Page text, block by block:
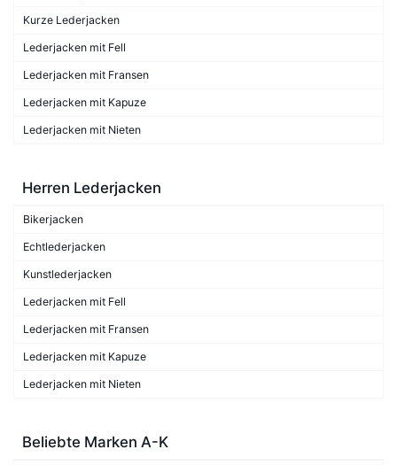
Kurze Lederjacken
Lederjacken mit Fell
Lederjacken mit Fransen
Lederjacken mit Kapuze
Lederjacken mit Nieten
Herren Lederjacken
Bikerjacken
Echtlederjacken
Kunstlederjacken
Lederjacken mit Fell
Lederjacken mit Fransen
Lederjacken mit Kapuze
Lederjacken mit Nieten
Beliebte Marken A-K